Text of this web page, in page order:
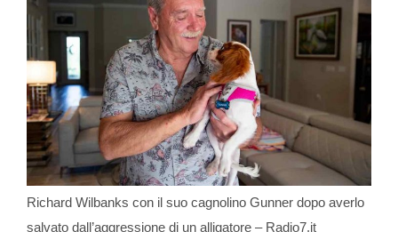
Richard Wilbanks con il suo cagnolino Gunner dopo averlo
salvato dall’aggressione di un alligatore – Radio7.it